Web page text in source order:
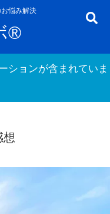
悩み解決
®
ションが含まれていま
想